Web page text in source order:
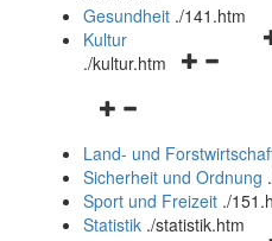
Gesundheit ./141.htm
Kultur
./kultur.htm
Navigationsmenü
und
schließen
Land- und
Sicherheit und Ordnung .
Sport und Freizeit ./
Statistik ./statistik.htm